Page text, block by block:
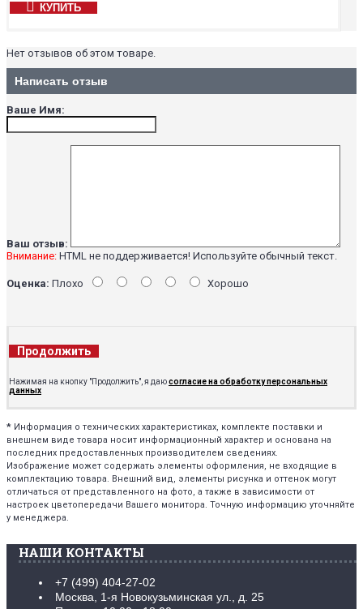
КУПИТЬ
Нет отзывов об этом товаре.
Написать отзыв
Ваше Имя:
Ваш отзыв:
Внимание: HTML не поддерживается! Используйте обычный текст.
Оценка: Плохо Хорошо
Продолжить
Нажимая на кнопку "Продолжить", я даюсогласие на обработку персональных
данных
* Информация о технических характеристиках, комплекте поставки и
внешнем виде товара носит информационный характер и основана на
последних предоставленных производителем сведениях.
Изображение может содержать элементы оформления, не входящие в
комплектацию товара. Внешний вид, элементы рисунка и оттенок могут
отличаться от представленного на фото, а также в зависимости от
настроек цветопередачи Вашего монитора. Точную информацию уточняйте
у менеджера.
НАШИ КОНТАКТЫ
+7 (499) 404-27-02
Москва, 1-я Новокузьминская ул., д. 25